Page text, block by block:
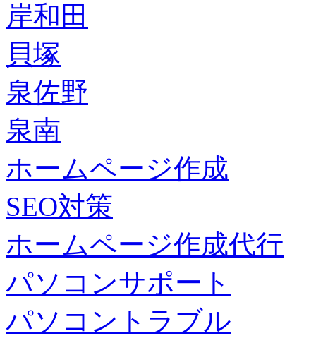
岸和田
貝塚
泉佐野
泉南
ホームページ作成
SEO対策
ホームページ作成代行
パソコンサポート
パソコントラブル